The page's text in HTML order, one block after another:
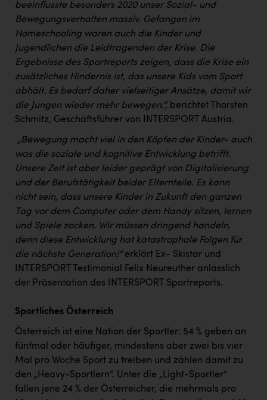
PEZ
PÜSPÖK
REMAX
RE/MAX Welcome
RUBBLE MASTER
Ruderclub Wels
SCRI - Salzburg Cancer Research Institute
SCHMACHTL GmbH
Schwingshandl - automation technology gmbh
Seher + Partner
Smurfit Westrock Nettingsdorf
TCL
TRAILOMAT & Cycling Austria
VERITAS
Vier Diamanten
Vorlagenportal
beeinflusste besonders 2020 unser Sozial- und
Bewegungsverhalten massiv. Gefangen im
Homeschooling waren auch die Kinder und
Jugendlichen die Leidtragenden der Krise. Die
Ergebnisse des Sportreports zeigen, dass die Krise ein
zusätzliches Hindernis ist, das unsere Kids vom Sport
abhält. Es bedarf daher vielseitiger Ansätze, damit wir
die Jungen wieder mehr bewegen.“, berichtet Thorsten
Schmitz, Geschäftsführer von INTERSPORT Austria.
„Bewegung macht viel in den Köpfen der Kinder- auch
was die soziale und kognitive Entwicklung betrifft.
Unsere Zeit ist aber leider geprägt von Digitalisierung
und der Berufstätigkeit beider Elternteile. Es kann
nicht sein, dass unsere Kinder in Zukunft den ganzen
Tag vor dem Computer oder dem Handy sitzen, lernen
und Spiele zocken. Wir müssen dringend handeln,
denn diese Entwicklung hat katastrophale Folgen für
die nächste Generation!“erklärt Ex- Skistar und
INTERSPORT Testimonial Felix Neureuther anlässlich
der Präsentation des INTERSPORT Sportreports.
Sportliches Österreich
Österreich ist eine Nation der Sportler: 54 % geben an
fünfmal oder häufiger, mindestens aber zwei bis vier
Mal pro Woche Sport zu treiben und zählen damit zu
den „Heavy-Sportlern“. Unter die „Light-Sportler“
fallen jene 24 % der Österreicher, die mehrmals pro